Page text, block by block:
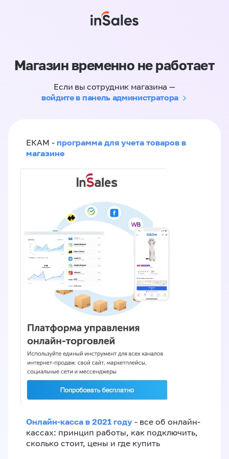
Магазин временно не работает
Если вы сотрудник магазина —
войдите в панель администратора
ЕКАМ - программа для учета товаров в
магазине
Онлайн-касса в 2021 году - все об онлайн-
кассах: принцип работы, как подключить,
сколько стоит, цены и где купить